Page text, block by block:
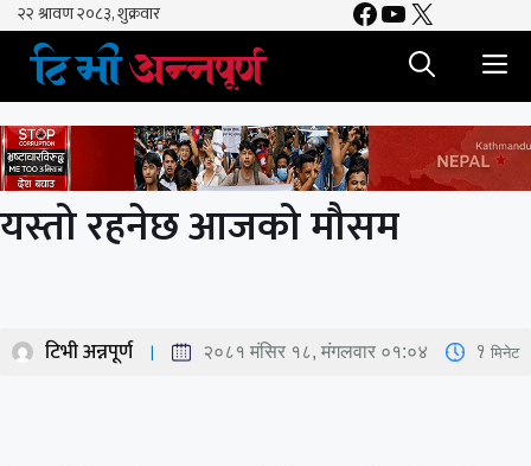
Skip
content
Facebook
YouTube
X
यस्तो रहनेछ आजको मौसम
टिभी अन्नपूर्ण २०८१ मंसिर १८, मंगलवार ०१:०४ 1 मिनेट